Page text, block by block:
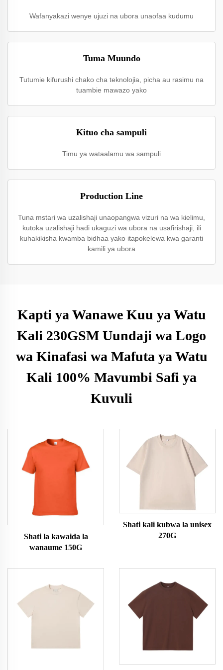
Wafanyakazi wenye ujuzi na ubora unaofaa kudumu
Tuma Muundo
Tutumie kifurushi chako cha teknolojia, picha au rasimu na
tuambie mawazo yako
Kituo cha sampuli
Timu ya wataalamu wa sampuli
Production Line
Tuna mstari wa uzalishaji unaopangwa vizuri na wa kielimu,
kutoka uzalishaji hadi ukaguzi wa ubora na usafirishaji, ili
kuhakikisha kwamba bidhaa yako itapokelewa kwa garanti
kamili ya ubora
Kapti ya Wanawe Kuu ya Watu
Kali 230GSM Uundaji wa Logo
wa Kinafasi wa Mafuta ya Watu
Kali 100% Mavumbi Safi ya
Kuvuli
Shati la kawaida la
wanaume 150G
Shati kali kubwa la unisex
270G